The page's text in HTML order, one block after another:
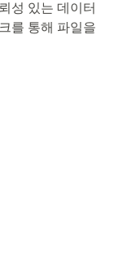
성 있는 데이터
를 통해 파일을